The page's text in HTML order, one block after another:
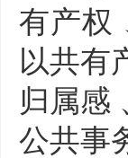
有产权
以共有
归属感
公共事